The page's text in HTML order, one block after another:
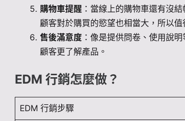
購物車提醒 ：當線上的購物車還有沒
顧客對於購買的慾望也相當大，所以值
售後滿意度 ：像是提供問卷、使用說
顧客更了解產品。
EDM 行銷怎麼做？
EDM 行銷步驟